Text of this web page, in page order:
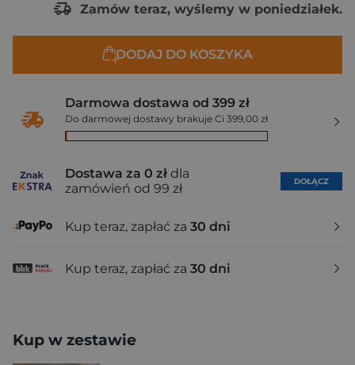
Zamów teraz, wyślemy w poniedziałek.
DODAJ DO KOSZYKA
Darmowa dostawa od 399 zł
Do darmowej dostawy brakuje Ci 399,00 zł
Dostawa za 0 zł dla
zamówień od 99 zł
DOŁĄCZ
Kup teraz, zapłać za 30 dni
Kup teraz, zapłać za 30 dni
Kup w zestawie